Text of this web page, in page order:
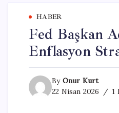
HABER
Fed Başkan
Enflasyon
By Onur Kurt
22 Nisan 2026
1